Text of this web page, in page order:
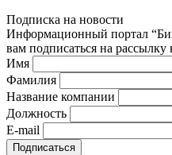
Подписка на новости
Информационный портал
вам подписаться на
Имя
Фамилия
Название компании
Должность
E-mail